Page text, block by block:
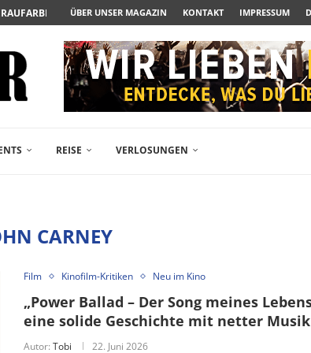
DER BESONDEREN ART
ZUM ALBTRAUM WIRD
FREIKARTEN- UND...
ACTION-BLOCKBUSTER...
POLARSTERN...
JETZT AUF DVD...
ROMCOM AUS 1963...
ÜBER UNSER MAGAZIN KONTAKT IMPRESSUM
REISE VERLOSUNGEN
CARNEY
Film Kinofilm-Kritiken Neu im Kino
„Power Ballad – Der Song meines
eine solide Geschichte mit netter Musik
Autor: Tobi 22. Juni 2026